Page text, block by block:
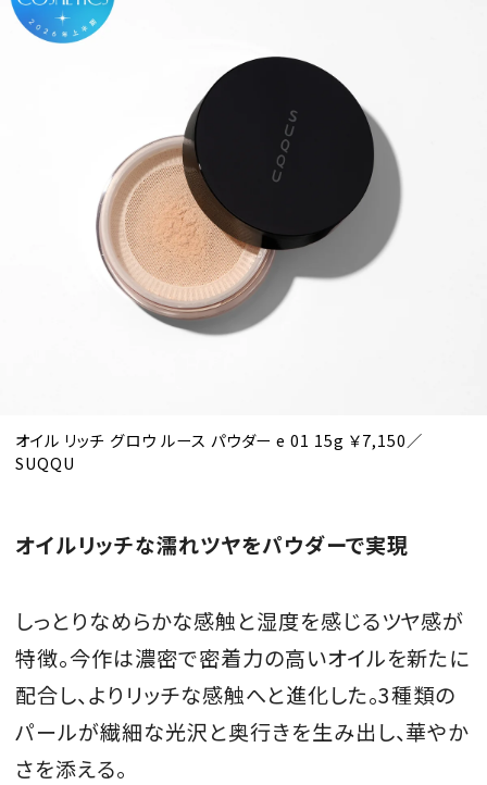
オイル リッチ グロウ ルース パウダー e 01 15g ￥7,150／
SUQQU
オイルリッチな濡れツヤをパウダーで実現
しっとりなめらかな感触と湿度を感じるツヤ感が
特徴。今作は濃密で密着力の高いオイルを新たに
配合し、よりリッチな感触へと進化した。3種類の
パールが繊細な光沢と奥行きを生み出し、華やか
さを添える。